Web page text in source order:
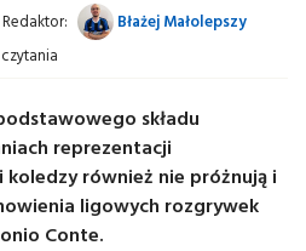
Redaktor:
Błażej Małolepszy
składu
reprezentacji
również nie próżnują i
ligowych rozgrywek
Conte.